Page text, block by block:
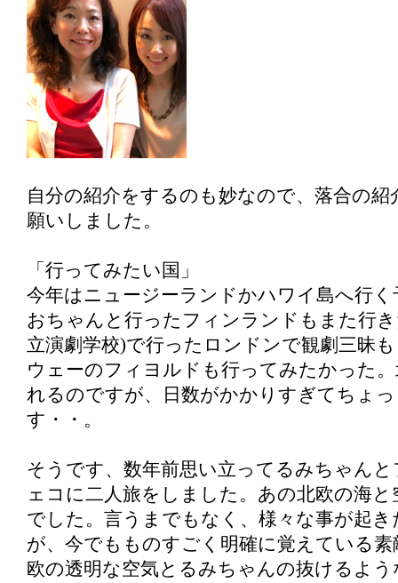
自分の紹介をするのも妙なので、落合の紹
願いしました。
「行ってみたい国」
今年はニュージーランドかハワイ島へ行
おちゃんと行ったフィンランドもまた行
立演劇学校)で行ったロンドンで観劇三昧
ウェーのフィヨルドも行ってみたかった
れるのですが、日数がかかりすぎてちょ
す・・。
そうです、数年前思い立ってるみちゃん
ェコに二人旅をしました。あの北欧の海と
でした。言うまでもなく、様々な事が起
が、今でもものすごく明確に覚えている
欧の透明な空気とるみちゃんの抜けるよ